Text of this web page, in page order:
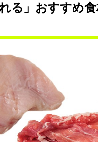
る」おすすめ